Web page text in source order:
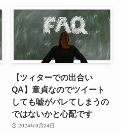
【ツィターでの出合い
QA】童貞なのでツイート
しても嘘がバレてしまうの
ではないかと心配です
2024年9月24日